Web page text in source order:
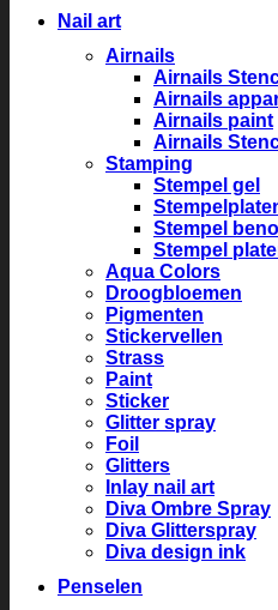
Nail art
Airnails
Airnails
Airnails
Airnails paint
Airnails
Stamping
Stempel gel
Stempel
Stempel
Aqua Colors
Droogbloemen
Pigmenten
Stickervellen
Strass
Paint
Sticker
Glitter spray
Foil
Glitters
Inlay nail art
Diva Ombre Spray
Diva Glitterspray
Diva design ink
Penselen